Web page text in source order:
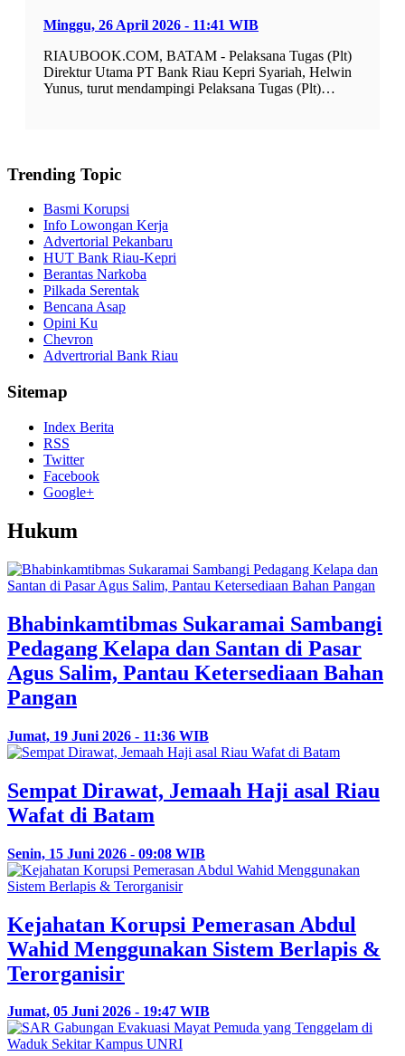
Minggu, 26 April 2026 - 11:41 WIB
RIAUBOOK.COM, BATAM - Pelaksana Tugas (Plt)
Direktur Utama PT Bank Riau Kepri Syariah, Helwin
Yunus, turut mendampingi Pelaksana Tugas (Plt)…
Trending Topic
Basmi Korupsi
Info Lowongan Kerja
Advertorial Pekanbaru
HUT Bank Riau-Kepri
Berantas Narkoba
Pilkada Serentak
Bencana Asap
Opini Ku
Chevron
Advertrorial Bank Riau
Sitemap
Index Berita
RSS
Twitter
Facebook
Google+
Hukum
Bhabinkamtibmas Sukaramai Sambangi
Pedagang Kelapa dan Santan di Pasar
Agus Salim, Pantau Ketersediaan Bahan
Pangan
Jumat, 19 Juni 2026 - 11:36 WIB
Sempat Dirawat, Jemaah Haji asal Riau
Wafat di Batam
Senin, 15 Juni 2026 - 09:08 WIB
Kejahatan Korupsi Pemerasan Abdul
Wahid Menggunakan Sistem Berlapis &
Terorganisir
Jumat, 05 Juni 2026 - 19:47 WIB